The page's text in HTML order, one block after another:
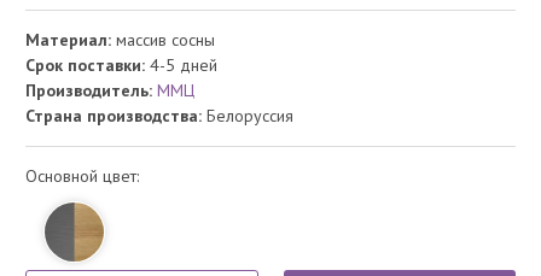
Материал: массив сосны
Срок поставки: 4-5 дней
Производитель: ММЦ
Страна производства: Белоруссия
Основной цвет: